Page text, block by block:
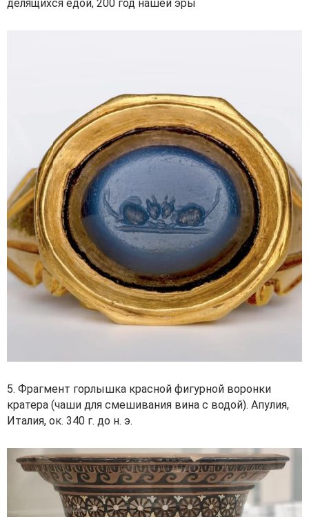
делящихся едой, 200 год нашей эры
5. Фрагмент горлышка красной фигурной воронки
кратера (чаши для смешивания вина с водой). Апулия,
Италия, ок. 340 г. до н. э.